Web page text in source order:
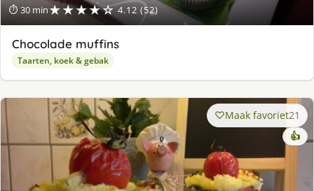
⏱ 30 min★★★★☆ 4.12 (52)
Chocolade muffins
Taarten, koek & gebak
Maak favoriet21
👍